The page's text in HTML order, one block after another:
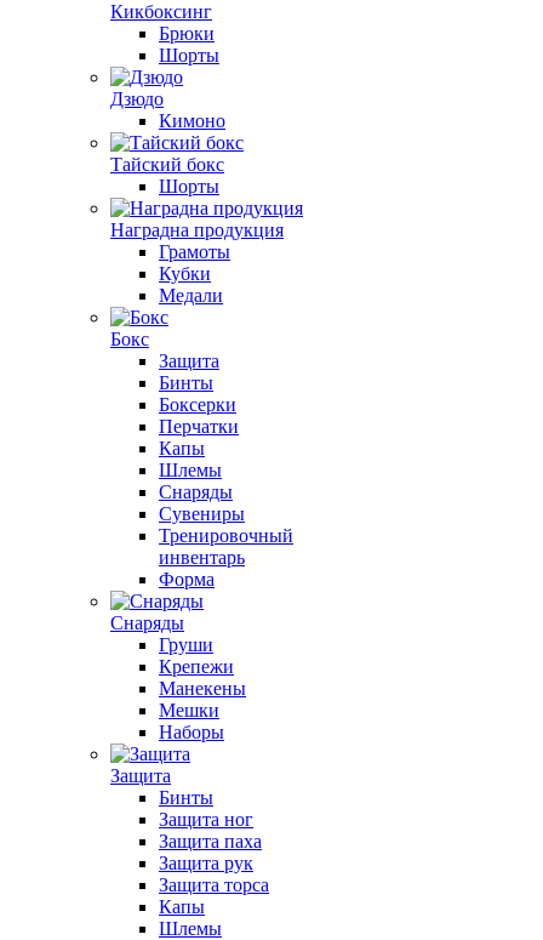
Кикбоксинг
Брюки
Шорты
Дзюдо
Кимоно
Тайский бокс
Шорты
Наградна продукция
Грамоты
Кубки
Медали
Бокс
Защита
Бинты
Боксерки
Перчатки
Капы
Шлемы
Снаряды
Сувениры
Тренировочный
инвентарь
Форма
Снаряды
Груши
Крепежи
Манекены
Мешки
Наборы
Защита
Бинты
Защита ног
Защита паха
Защита рук
Защита торса
Капы
Шлемы